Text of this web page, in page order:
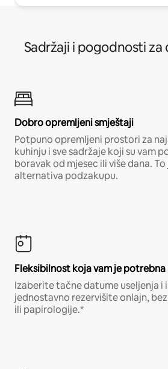
Sadržaji i pogodnosti
Dobro opremljeni smještaji
Potpuno opremljeni prostori za
kuhinju i sve sadržaje koji su vam
boravak od mjesec ili više dana. To
alternativa podzakupu.
Fleksibilnost koja vam je potrebna
Izaberite tačne datume useljenja i
jednostavno rezervišite onlajn,
ili papirologije.*